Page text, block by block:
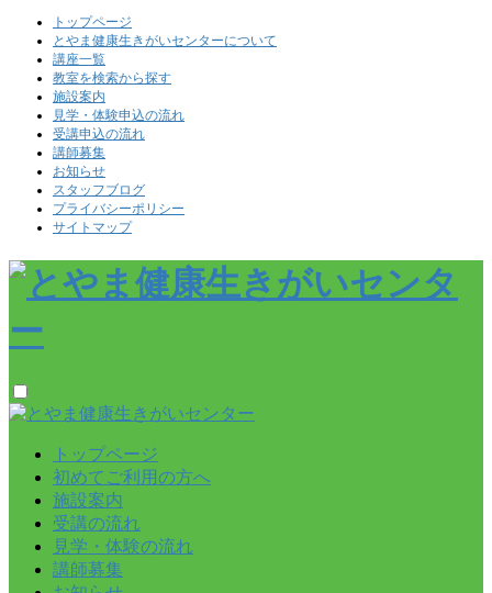
トップページ
とやま健康生きがいセンターについて
講座一覧
教室を検索から探す
施設案内
見学・体験申込の流れ
受講申込の流れ
講師募集
お知らせ
スタッフブログ
プライバシーポリシー
サイトマップ
トップページ
初めてご利用の方へ
施設案内
受講の流れ
見学・体験の流れ
講師募集